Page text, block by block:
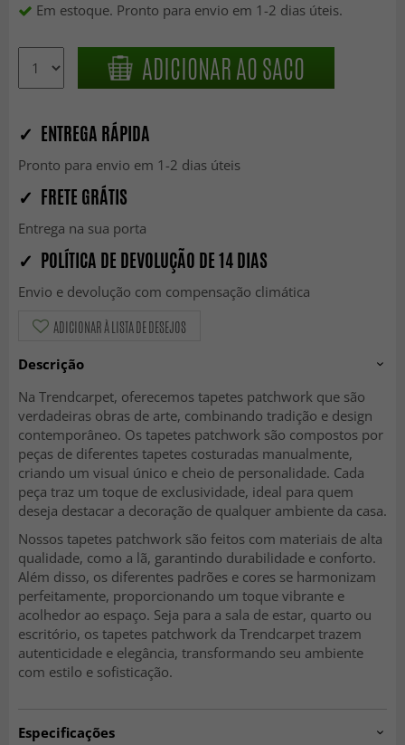
Em estoque. Pronto para envio em 1-2 dias úteis.
ADICIONAR AO SACO
✓ ENTREGA RÁPIDA
Pronto para envio em 1-2 dias úteis
✓ FRETE GRÁTIS
Entrega na sua porta
✓ POLÍTICA DE DEVOLUÇÃO DE 14 DIAS
Envio e devolução com compensação climática
ADICIONAR À LISTA DE DESEJOS
Descrição
Na Trendcarpet, oferecemos tapetes patchwork que são
verdadeiras obras de arte, combinando tradição e design
contemporâneo. Os tapetes patchwork são compostos por
peças de diferentes tapetes costuradas manualmente,
criando um visual único e cheio de personalidade. Cada
peça traz um toque de exclusividade, ideal para quem
deseja destacar a decoração de qualquer ambiente da casa.
Nossos tapetes patchwork são feitos com materiais de alta
qualidade, como a lã, garantindo durabilidade e conforto.
Além disso, os diferentes padrões e cores se harmonizam
perfeitamente, proporcionando um toque vibrante e
acolhedor ao espaço. Seja para a sala de estar, quarto ou
escritório, os tapetes patchwork da Trendcarpet trazem
autenticidade e elegância, transformando seu ambiente
com estilo e sofisticação.
Especificações